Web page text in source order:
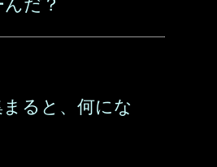
だ？
ると、何にな